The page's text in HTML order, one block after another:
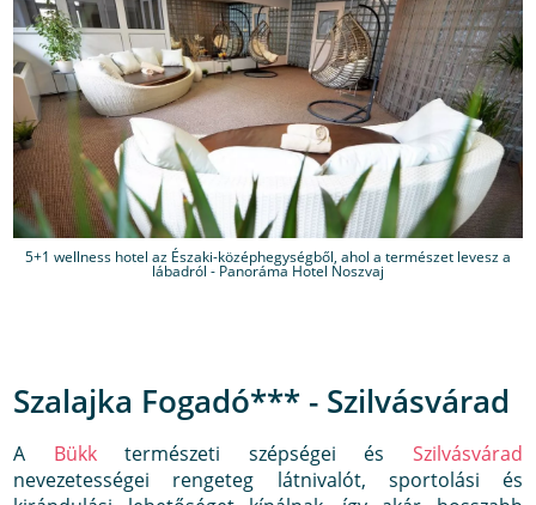
5+1 wellness hotel az Északi-középhegységből, ahol a természet levesz a
lábadról - Panoráma Hotel Noszvaj
Szalajka Fogadó*** - Szilvásvárad
A Bükktermészeti szépségei és Szilvásvárad
nevezetességei rengeteg látnivalót, sportolási és